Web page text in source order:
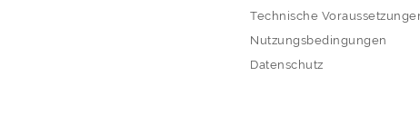
Technische
Nutzungsbedingungen
Datenschutz